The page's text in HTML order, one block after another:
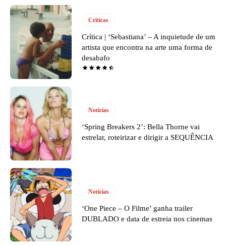
Críticas
Crítica | ‘Sebastiana’ – A inquietude de um
artista que encontra na arte uma forma de
desabafo
Notícias
‘Spring Breakers 2’: Bella Thorne vai
estrelar, roteirizar e dirigir a SEQUÊNCIA
Notícias
‘One Piece – O Filme’ ganha trailer
DUBLADO e data de estreia nos cinemas